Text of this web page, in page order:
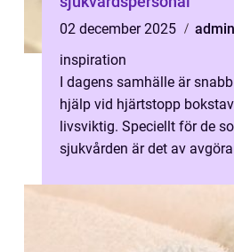
02 december 2025
admin
inspiration
I dagens samhälle är
hjälp vid hjärtstopp
livsviktig. Speciellt för de
sjukvården är det av